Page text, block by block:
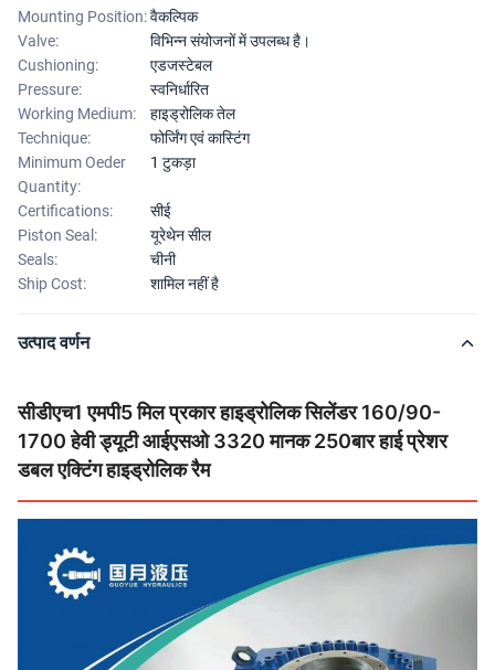
Mounting Position:वैकल्पिक
Valve:
विभिन्न संयोजनों में उपलब्ध है।
Cushioning:
एडजस्टेबल
Pressure:
स्वनिर्धारित
Working Medium:
हाइड्रोलिक तेल
Technique:
फोर्जिंग एवं कास्टिंग
Minimum Oeder
Quantity:
1 टुकड़ा
Certifications:
सीई
Piston Seal:
यूरेथेन सील
Seals:
चीनी
Ship Cost:
शामिल नहीं है
उत्पाद वर्णन
सीडीएच1 एमपी5 मिल प्रकार हाइड्रोलिक सिलेंडर 160/90-
1700 हेवी ड्यूटी आईएसओ 3320 मानक 250बार हाई प्रेशर
डबल एक्टिंग हाइड्रोलिक रैम